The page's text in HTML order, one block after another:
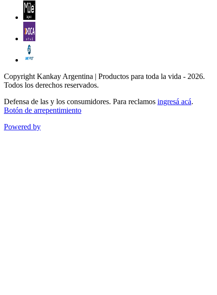
Copyright Kankay Argentina | Productos para toda la vida - 2026.
Todos los derechos reservados.
Defensa de las y los consumidores. Para reclamos ingresá acá.
Botón de arrepentimiento
Powered by